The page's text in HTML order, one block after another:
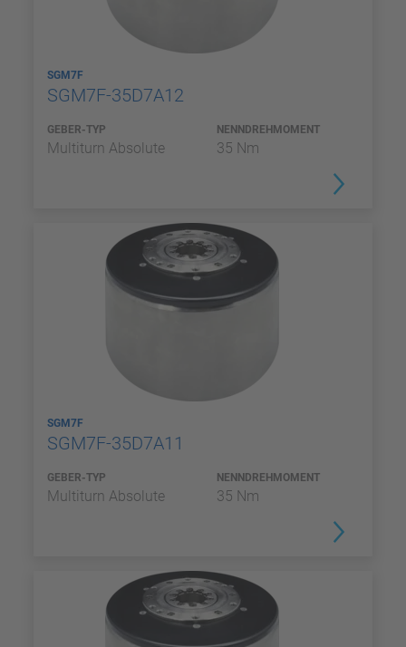
SGM7F
SGM7F-35D7A12
GEBER-TYP
Multiturn Absolute
NENNDREHMOMENT
35 Nm
SGM7F
SGM7F-35D7A11
GEBER-TYP
Multiturn Absolute
NENNDREHMOMENT
35 Nm